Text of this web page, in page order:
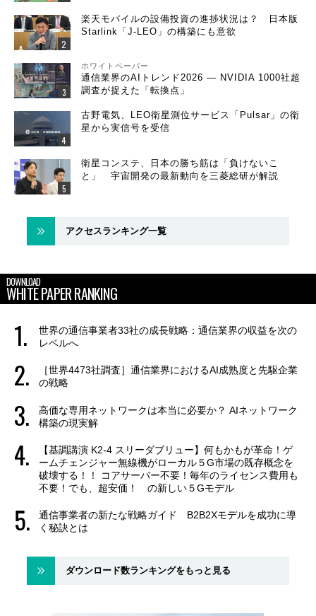
楽天モバイルの設備投資の進捗状況は？ 日本版
Starlink「J-LEO」の構築にも意欲
ホワイトペーパー
通信業界のAIトレンド2026 ― NVIDIA 1000社超
調査が捉えた「転換点」
古野電気、LEO衛星測位サービス「Pulsar」の衛
星から実信号を受信
衛星コンステ、日本の勝ち筋は「負けないこ
と」 宇宙開発の最新動向を三菱総研が解説
アクセスランキング一覧
DOWNLOAD
WHITE PAPER RANKING
世界の通信事業者33社の成長戦略：通信業界の収益を次の
レベルへ
［世界4473社調査］通信業界におけるAI成熟度と先駆企業
の戦略
高価な専用ネットワークは本当に必要か？ AIネットワーク
構築の現実解
【基調講演 K2-4 スリーダブリュー】何もかもが革命！ゲ
ームチェンジャー無線機がローカル５G市場の既存概念を
破壊する！！ コアサーバー不要！毎年のライセンス費用も
不要！でも、超安価！ の新しい５Gモデル
通信事業者の新たな戦略ガイド B2B2Xモデルを成功に導
く秘訣とは
ダウンロード数ランキングをもっと見る